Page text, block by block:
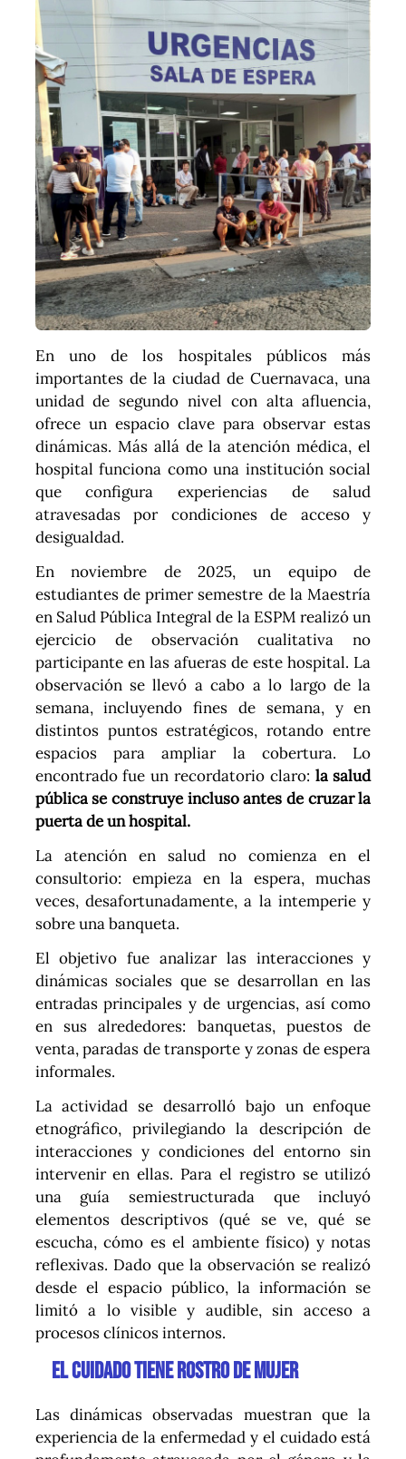
En uno de los hospitales públicos más
importantes de la ciudad de Cuernavaca, una
unidad de segundo nivel con alta afluencia,
ofrece un espacio clave para observar estas
dinámicas. Más allá de la atención médica, el
hospital funciona como una institución social
que configura experiencias de salud
atravesadas por condiciones de acceso y
desigualdad.
En noviembre de 2025, un equipo de
estudiantes de primer semestre de la Maestría
en Salud Pública Integral de la ESPM realizó un
ejercicio de observación cualitativa no
participante en las afueras de este hospital. La
observación se llevó a cabo a lo largo de la
semana, incluyendo fines de semana, y en
distintos puntos estratégicos, rotando entre
espacios para ampliar la cobertura. Lo
encontrado fue un recordatorio claro: la salud
pública se construye incluso antes de cruzar la
puerta de un hospital.
La atención en salud no comienza en el
consultorio: empieza en la espera, muchas
veces, desafortunadamente, a la intemperie y
sobre una banqueta.
El objetivo fue analizar las interacciones y
dinámicas sociales que se desarrollan en las
entradas principales y de urgencias, así como
en sus alrededores: banquetas, puestos de
venta, paradas de transporte y zonas de espera
informales.
La actividad se desarrolló bajo un enfoque
etnográfico, privilegiando la descripción de
interacciones y condiciones del entorno sin
intervenir en ellas. Para el registro se utilizó
una guía semiestructurada que incluyó
elementos descriptivos (qué se ve, qué se
escucha, cómo es el ambiente físico) y notas
reflexivas. Dado que la observación se realizó
desde el espacio público, la información se
limitó a lo visible y audible, sin acceso a
procesos clínicos internos.
El cuidado tiene rostro de mujer
Las dinámicas observadas muestran que la
experiencia de la enfermedad y el cuidado está